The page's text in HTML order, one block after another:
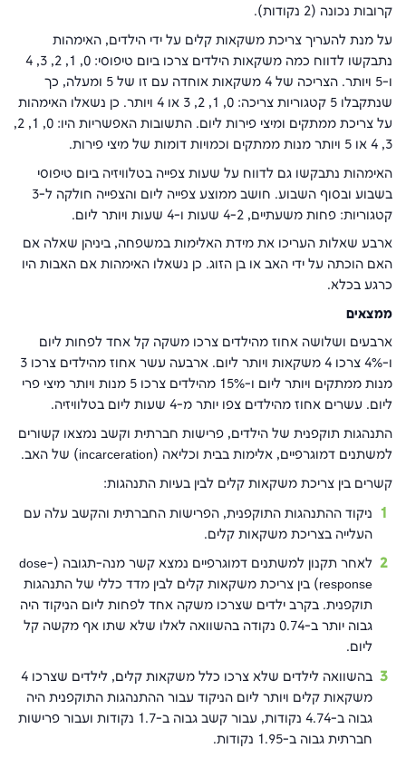
קרובות נכונה (2 נקודות).
על מנת להעריך צריכת משקאות קלים על ידי הילדים, האימהות
נתבקשו לדווח כמה משקאות הילדים צרכו ביום טיפוסי: 0, 1, 2, 3, 4
ו-5 ויותר. הצריכה של 4 משקאות אוחדה עם זו של 5 ומעלה, כך
שנתקבלו 5 קטגוריות צריכה: 0, 1, 2, 3 או 4 ויותר. כן נשאלו האימהות
על צריכת ממתקים ומיצי פירות ליום. התשובות האפשריות היו: 0, 1, 2,
3, 4 או 5 ויותר מנות ממתקים וכמויות דומות של מיצי פירות.
האימהות נתבקשו גם לדווח על שעות צפייה בטלוויזיה ביום טיפוסי
בשבוע ובסוף השבוע. חושב ממוצע צפייה ליום והצפייה חולקה ל-3
קטגוריות: פחות משעתיים, 4-2 שעות ו-4 שעות ויותר ליום.
ארבע שאלות העריכו את מידת האלימות במשפחה, ביניהן שאלה אם
האם הוכתה על ידי האב או בן הזוג. כן נשאלו האימהות אם האבות היו
כרגע בכלא.
ממצאים
ארבעים ושלושה אחוז מהילדים צרכו משקה קל אחד לפחות ליום
ו-4% צרכו 4 משקאות ויותר ליום. ארבעה עשר אחוז מהילדים צרכו 3
מנות ממתקים ויותר ליום ו-15% מהילדים צרכו 5 מנות ויותר מיצי פרי
ליום. עשרים אחוז מהילדים צפו יותר מ-4 שעות ליום בטלוויזיה.
התנהגות תוקפנית של הילדים, פרישות חברתית וקשב נמצאו קשורים
למשתנים דמוגרפיים, אלימות בבית וכליאה (incarceration) של האב.
קשרים בין צריכת משקאות קלים לבין בעיות התנהגות:
ניקוד ההתנהגות התוקפנית, הפרישות החברתית והקשב עלה עם
העלייה בצריכת משקאות קלים.
לאחר תקנון למשתנים דמוגרפיים נמצא קשר מנה-תגובה (dose-
response) בין צריכת משקאות קלים לבין מדד כללי של התנהגות
תוקפנית. בקרב ילדים שצרכו משקה אחד לפחות ליום הניקוד היה
גבוה יותר ב-0.74 נקודה בהשוואה לאלו שלא שתו אף מקשה קל
ליום.
בהשוואה לילדים שלא צרכו כלל משקאות קלים, לילדים שצרכו 4
משקאות קלים ויותר ליום הניקוד עבור ההתנהגות התוקפנית היה
גבוה ב-4.74 נקודות, עבור קשב גבוה ב-1.7 נקודות ועבור פרישות
חברתית גבוה ב-1.95 נקודות.